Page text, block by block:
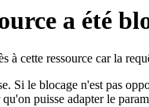
a été
cette ressource car la
Si le blocage n'est pas
puisse adapter le